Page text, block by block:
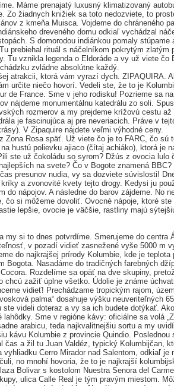
Máme prenajatý luxusný klimatizovaný
Zo žiadnych knižiek sa toto nedozviete, to
z kmeňa Muisca. Vojdeme do chráneného
dreveného domu odkiaľ vychádzal
S domorodou indiánkou pomaly
prebiehal rituál s náčelníkom pokrytým zlatým
Tu vznikla legenda o Eldoráde a vy už viete čo
zvládne absolútne každý.
atrakcii, ktorá vám vyrazí dych. ZIPAQUIRA.
určite niečo hovorí. Vedeli ste, že to je
de France. Sme v jeho rodisku! Pozrieme sa
nájdeme monumentálnu katedrálu zo soli.
rozmerov a my prejdeme krížovú cestu
je fascinujúca aj pre neveriacich. Práve v
V Zipaquire nájdete veľmi výhodné ceny.
Zona Rosa späť. Už viete čo je to FARC, čo sú
hustú polievku ajiaco (čítaj achiáko), ktorá je
ste už čokoládu so syrom? Džús z ovocia lulo
na svete? Čo v Bogote znamená
presunov nudia, vy sa dozviete súvislosti!
a zvonovité kvety tejto drogy. Kedysi ju
do nápojov. A následne do barov zájdeme. No
čo si môžeme dovoliť. Ovocné nápoje, ktoré
lepšie, ovocie je väčšie, rastliny majú
my si to dnes potvrdíme. Smerujeme do centra
v pozadí vidieť zasnežené vyše 5000 m
do najkrajšej prírody Kolumbie, kde je
Bogota. Nasadáme do tradičných farebných
Rozdelíme sa opäť na dve skupiny,
chcú zažiť úplne všetko. Údolie je známe
vidieť! Prechádzame tropickým rajom,
palma“ dosahuje výšku neuveriteľných
videli doteraz a vy sa ich budete dotýkať.
Sme v regióne kávy: oficiálne sa volá
arabicu, teda najkvalitnejšiu sortu a my
kávu Kolumbie z provincie Quindio.
čas a žil tu Juan Valdéz, typický Kolumbijčan,
Cerro Mirador nad Salentom, odkiaľ je
no mnohí hovoria, že to je najkrajší
Bolivar s kostolom Nuestra Senora del
ulica Calle Real je tým pravým miestom.